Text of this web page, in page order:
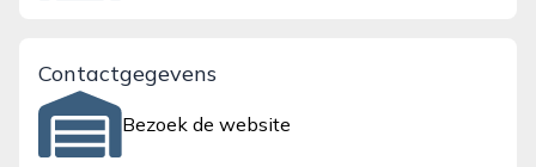
Contactgegevens
Bezoek de website